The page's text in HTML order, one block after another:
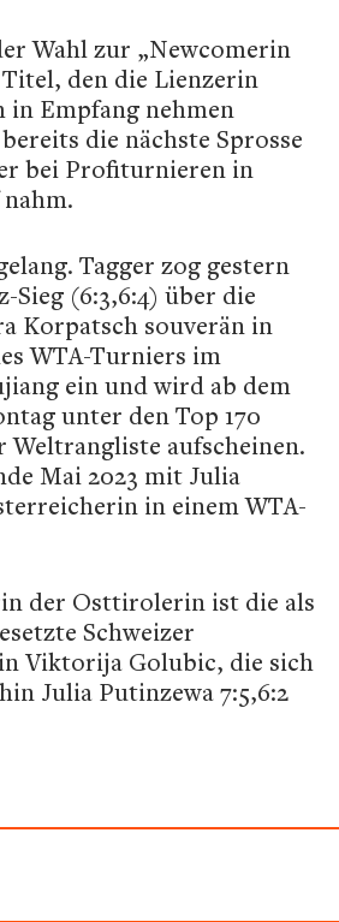
Wahl zur „Newcomerin
Titel, den die Lienzerin
Empfang nehmen
die nächste Sprosse
bei Profiturnieren in
Tagger zog gestern
Sieg (6:3,6:4) über die
Korpatsch souverän in
WTA-Turniers im
ein und wird ab dem
unter den Top 170
Weltrangliste aufscheinen.
Mai 2023 mit Julia
in einem WTA-
der Osttirolerin ist die als
Schweizer
Viktorija Golubic, die sich
Julia Putinzewa 7:5,6:2